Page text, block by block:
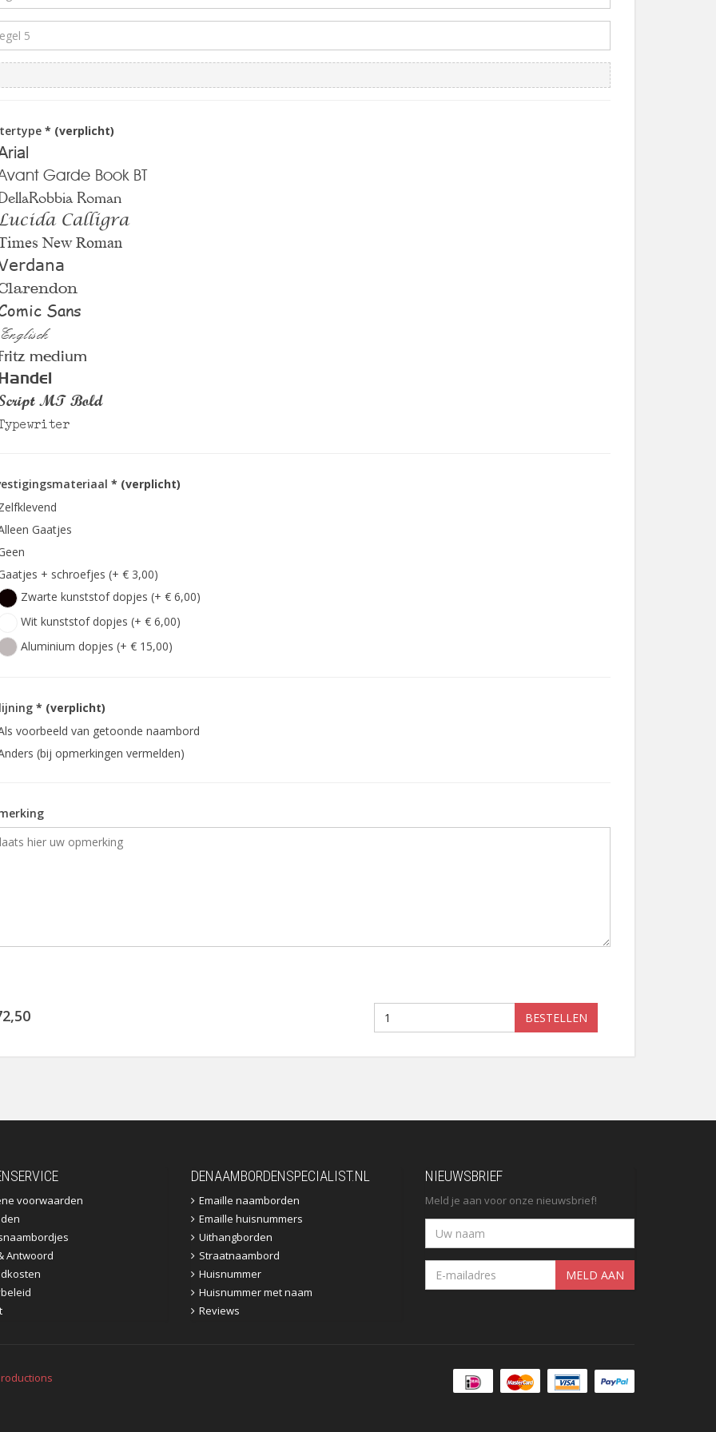
* (verplicht)
Garde Book BT
Roman
Calligra
New Roman
Sans
medium
MT Bold
* (verplicht)
Gaatjes
+ schroefjes (+ € 3,00)
Zwarte kunststof dopjes (+ € 6,00)
Wit kunststof dopjes (+ € 6,00)
Aluminium dopjes (+ € 15,00)
* (verplicht)
voorbeeld van getoonde naambord
(bij opmerkingen vermelden)
BESTELLEN
voorwaarden
Antwoord
DENAAMBORDENSPECIALIST.NL
Emaille naamborden
Emaille huisnummers
Uithangborden
Straatnaambord
Huisnummer
Huisnummer met naam
Reviews
NIEUWSBRIEF
Meld je aan voor onze nieuwsbrief!
MELD AAN